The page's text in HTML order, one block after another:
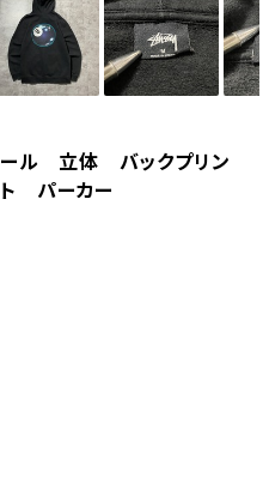
ル 立体 バックプリン
パーカー